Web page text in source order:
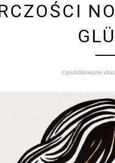
Opublikowano